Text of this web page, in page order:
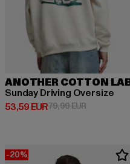
ANOTHER COTTON
Sunday Driving Oversize
53,59 EUR
Prix courant: 53,59 EUR
79,99 EURPrix en
-20%